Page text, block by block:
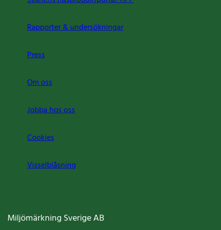
Rapporter & undersökningar
Press
Om oss
Jobba hos oss
Cookies
Visselblåsning
Miljömärkning Sverige AB